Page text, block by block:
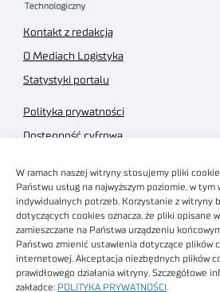
W ramach naszej witryny stosujemy pliki
Państwu usług na najwyższym poziomie, w
indywidualnych potrzeb. Korzystanie z witryny
dotyczących cookies oznacza, że pliki opisane w
zamieszczane na Państwa urządzeniu
Państwo zmienić ustawienia dotyczące plików
internetowej. Akceptacja niezbędnych plików
prawidłowego działania witryny. Szczegółowe
zakładce: POLITYKA PRYWATNOŚCI
Kontakt z redakcją
O Mediach Logistyka
Statystyki portalu
Polityka prywatności
Dostępność cyfrowa
Regulamin sklepu
Obrazy stockowe
autorstwa